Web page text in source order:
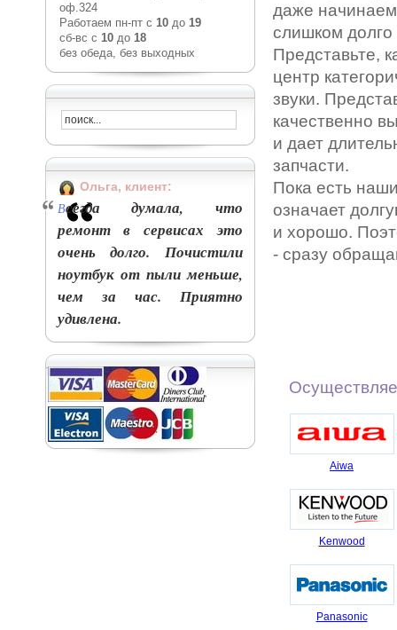
оф.324
Работаем пн-пт с 10до 19
сб-вс с 10до 18
без обеда, без выходных
Ольга, клиент:
Всегда думала, что
ремонт в сервисах это
очень долго. Почистили
ноутбук от пыли меньше,
чем за час. Приятно
удивлена.
даже начинаем
слишком
Представьте,
центр
звуки.
качественно
и дает
запчасти.
Пока есть
означает
и хорошо.
- сразу
Aiwa
Kenwood
Panasonic